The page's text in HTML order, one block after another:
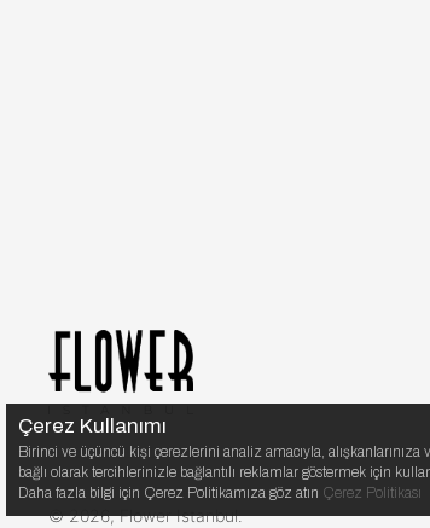
© 2026, Flower Istanbul.
Çerez Kullanımı
Birinci ve üçüncü kişi çerezlerini analiz amacıyla, alışkanlarınıza
bağlı olarak tercihlerinizle bağlantılı reklamlar göstermek için
Daha fazla bilgi için Çerez Politikamıza göz atın Çerez Politikası